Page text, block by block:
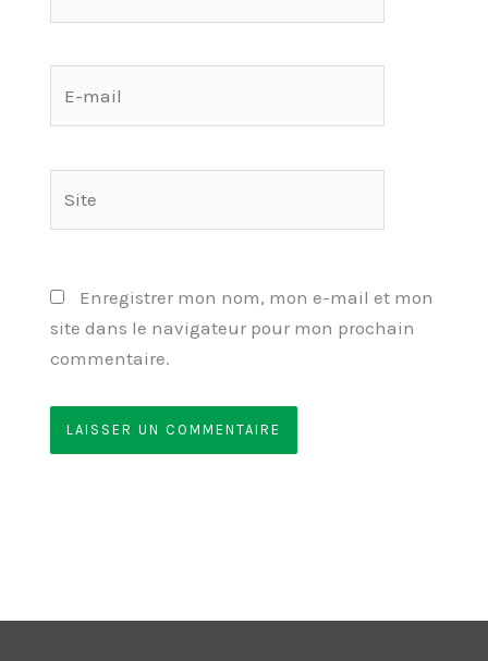
Enregistrer mon nom, mon e-mail et mon
site dans le navigateur pour mon prochain
commentaire.